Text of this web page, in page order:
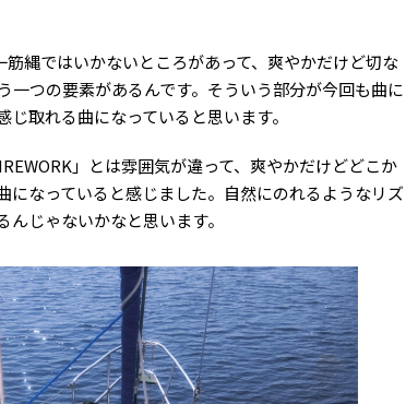
縄ではいかないところがあって、爽やかだけど切な
つの要素があるんです。そういう部分が今回も曲に
取れる曲になっていると思います。
」とは雰囲気が違って、爽やかだけどどこか
になっていると感じました。自然にのれるようなリズ
じゃないかなと思います。